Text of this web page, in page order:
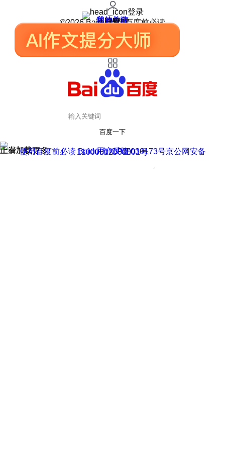
登录
我的关注
我的收藏
皮肤中心
用户反馈
设置
©2026 Baidu 使用百度前必读
百度一下
正在加载
上滑加载更多 用户反馈
使用百度前必读 Baidu 京ICP证030173号
京公网安备11000002000001号